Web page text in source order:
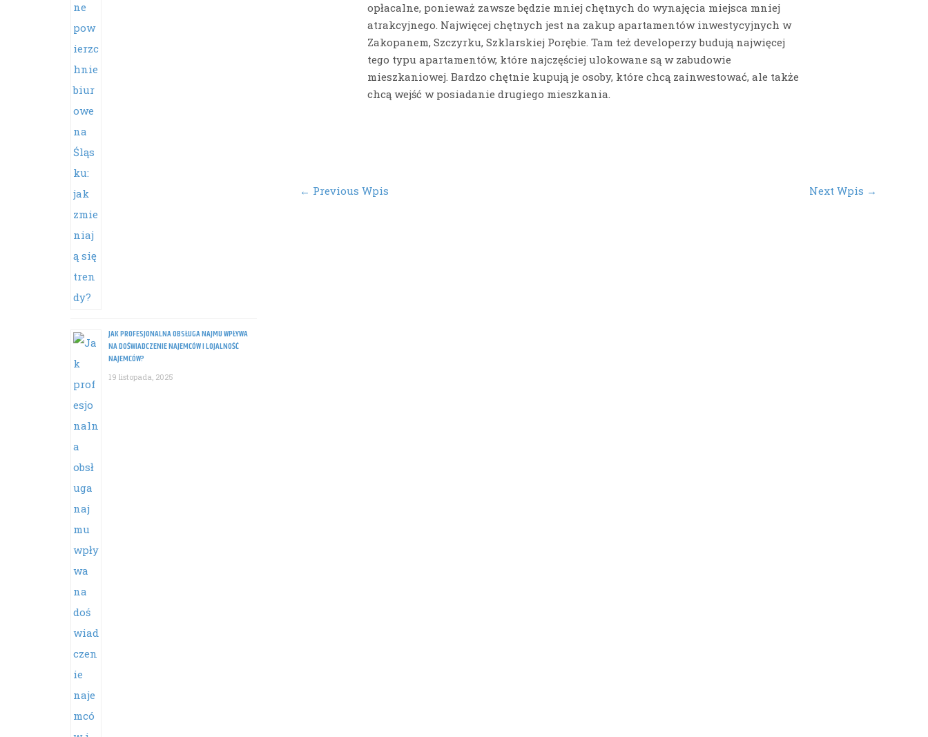
JAK PROFESJONALNA OBSŁUGA NAJMU WPŁYWA
NA DOŚWIADCZENIE NAJEMCÓW I LOJALNOŚĆ
NAJEMCÓW?
19 listopada, 2025
opłacalne, ponieważ zawsze będzie mniej chętnych do wynajęcia miejsca mniej
atrakcyjnego. Najwięcej chętnych jest na zakup apartamentów inwestycyjnych w
Zakopanem, Szczyrku, Szklarskiej Porębie. Tam też developerzy budują najwięcej
tego typu apartamentów, które najczęściej ulokowane są w zabudowie
mieszkaniowej. Bardzo chętnie kupują je osoby, które chcą zainwestować, ale także
chcą wejść w posiadanie drugiego mieszkania.
Post
← Previous Wpis Next Wpis →